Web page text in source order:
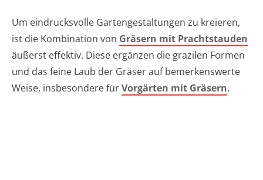
Um eindrucksvolle Gartengestaltungen zu kreieren,
ist die Kombination von Gräsern mit Prachtstauden
äußerst effektiv. Diese ergänzen die grazilen Formen
und das feine Laub der Gräser auf bemerkenswerte
Weise, insbesondere fürVorgärten mit Gräsern.